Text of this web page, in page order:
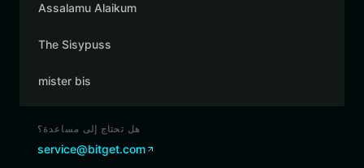
Assalamu Alaikum
The Sisypuss
mister bis
هل تحتاج إلى مساعدة؟
service@bitget.com